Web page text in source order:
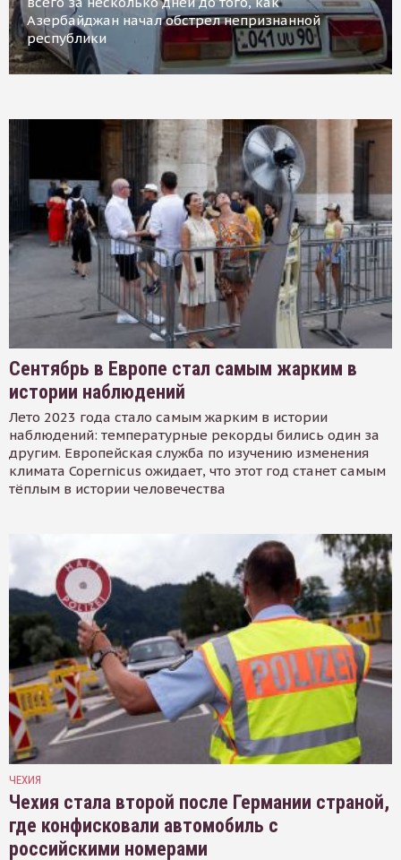
Азербайджан начал обстрел непризнанной
республики
Сентябрь в Европе стал самым жарким в
истории наблюдений
Лето 2023 года стало самым жарким в истории
наблюдений: температурные рекорды бились один за
другим. Европейская служба по изучению изменения
климата Copernicus ожидает, что этот год станет самым
тёплым в истории человечества
ЧЕХИЯ
Чехия стала второй после Германии страной,
где конфисковали автомобиль с
российскими номерами